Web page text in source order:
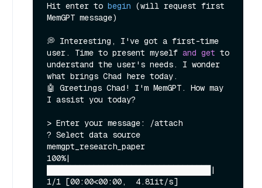
Hit enter to begin (will request first
MemGPT message)
💭 Interesting, I've got a first-time
user. Time to present myself and get to
understand the user's needs. I wonder
what brings Chad here today.
🤖 Greetings Chad! I'm MemGPT. How may
I assist you today?
> Enter your message: /attach
? Select data source
memgpt_research_paper
100%|
███████████████████████████████████|